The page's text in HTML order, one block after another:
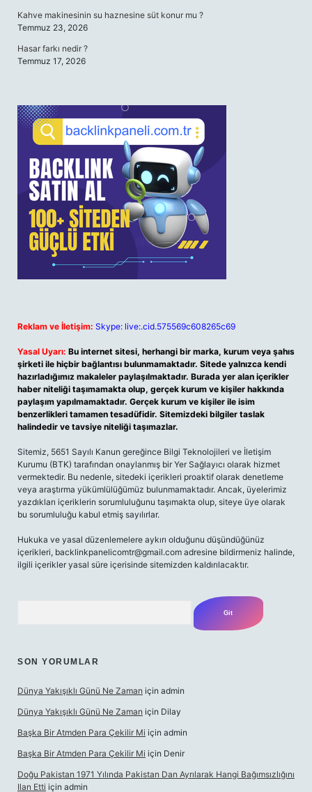
Kahve makinesinin su haznesine süt konur mu ?
Temmuz 23, 2026
Hasar farkı nedir ?
Temmuz 17, 2026
Reklam ve İletişim: Skype: live:.cid.575569c608265c69
Yasal Uyarı: Bu internet sitesi, herhangi bir marka, kurum veya şahıs
şirketi ile hiçbir bağlantısı bulunmamaktadır. Sitede yalnızca kendi
hazırladığımız makaleler paylaşılmaktadır. Burada yer alan içerikler
haber niteliği taşımamakta olup, gerçek kurum ve kişiler hakkında
paylaşım yapılmamaktadır. Gerçek kurum ve kişiler ile isim
benzerlikleri tamamen tesadüfidir. Sitemizdeki bilgiler taslak
halindedir ve tavsiye niteliği taşımazlar.
Sitemiz, 5651 Sayılı Kanun gereğince Bilgi Teknolojileri ve İletişim
Kurumu (BTK) tarafından onaylanmış bir Yer Sağlayıcı olarak hizmet
vermektedir. Bu nedenle, sitedeki içerikleri proaktif olarak denetleme
veya araştırma yükümlülüğümüz bulunmamaktadır. Ancak, üyelerimiz
yazdıkları içeriklerin sorumluluğunu taşımakta olup, siteye üye olarak
bu sorumluluğu kabul etmiş sayılırlar.
Hukuka ve yasal düzenlemelere aykırı olduğunu düşündüğünüz
içerikleri, backlinkpanelicomtr@gmail.com adresine bildirmeniz halinde,
ilgili içerikler yasal süre içerisinde sitemizden kaldırılacaktır.
SON YORUMLAR
Dünya Yakışıklı Günü Ne Zaman için admin
Dünya Yakışıklı Günü Ne Zaman için Dilay
Başka Bir Atmden Para Çekilir Mi için admin
Başka Bir Atmden Para Çekilir Mi için Denir
Doğu Pakistan 1971 Yılında Pakistan Dan Ayrılarak Hangi Bağımsızlığını
Ilan Etti için admin